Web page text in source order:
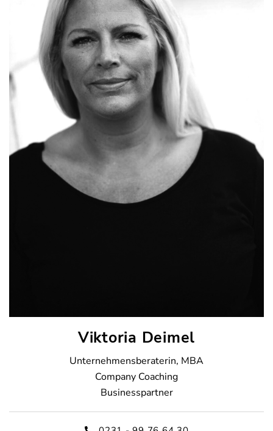
Viktoria Deimel
Unternehmensberaterin, MBA
Company Coaching
Businesspartner